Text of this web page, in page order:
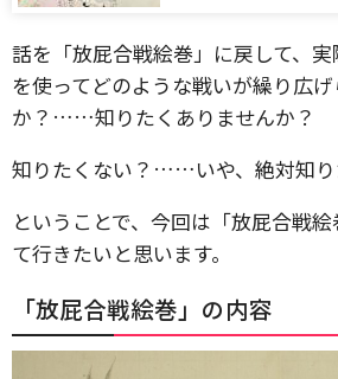
話を「放屁合戦絵巻」に戻して、
を使ってどのような戦いが繰り広
か？……知りたくありませんか？
知りたくない？……いや、絶対知り
ということで、今回は「放屁合戦
て行きたいと思います。
「放屁合戦絵巻」の内容